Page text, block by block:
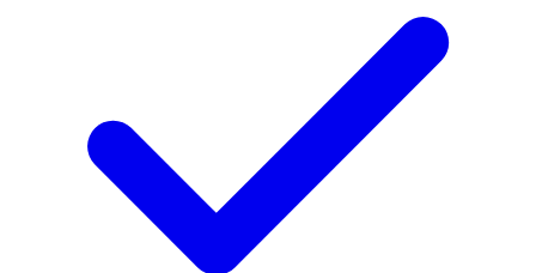
基於信仰的喪親支援
對於父親